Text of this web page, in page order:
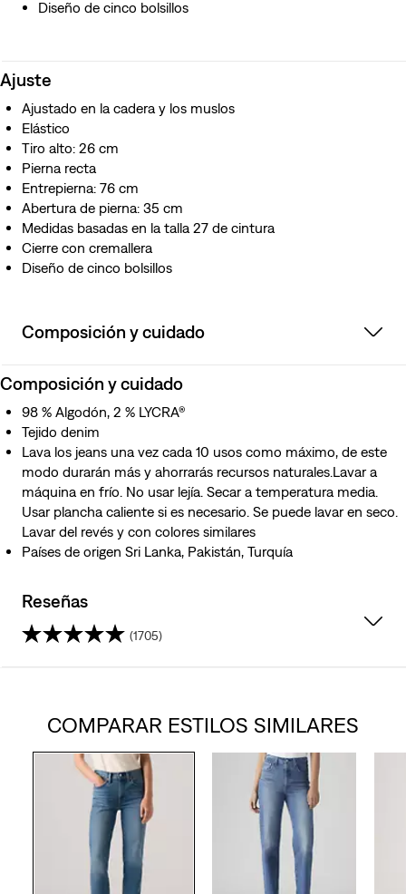
Diseño de cinco bolsillos
Ajuste
Ajustado en la cadera y los muslos
Elástico
Tiro alto: 26 cm
Pierna recta
Entrepierna: 76 cm
Abertura de pierna: 35 cm
Medidas basadas en la talla 27 de cintura
Cierre con cremallera
Diseño de cinco bolsillos
Composición y cuidado
Composición y cuidado
98 % Algodón, 2 % LYCRA®
Tejido denim
Lava los jeans una vez cada 10 usos como máximo, de este
modo durarán más y ahorrarás recursos naturales.Lavar a
máquina en frío. No usar lejía. Secar a temperatura media.
Usar plancha caliente si es necesario. Se puede lavar en seco.
Lavar del revés y con colores similares
Países de origen Sri Lanka, Pakistán, Turquía
Reseñas
(1705)
estrellas.
COMPARAR ESTILOS SIMILARES